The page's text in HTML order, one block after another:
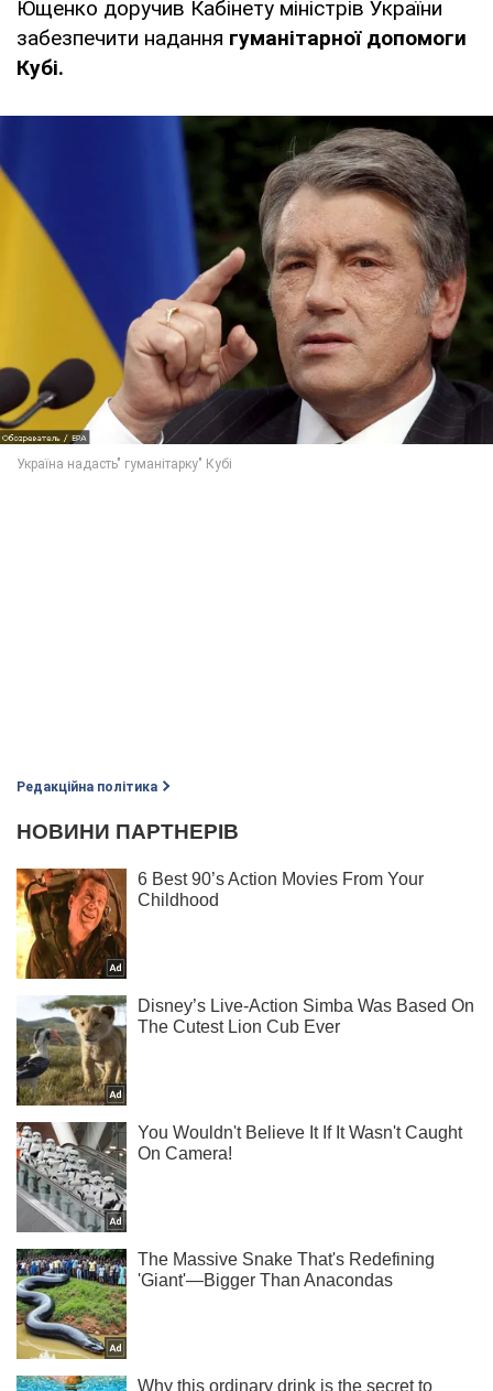
Ющенко доручив Кабінету міністрів України
забезпечити надання гуманітарної допомоги
Кубі.
Редакційна політика